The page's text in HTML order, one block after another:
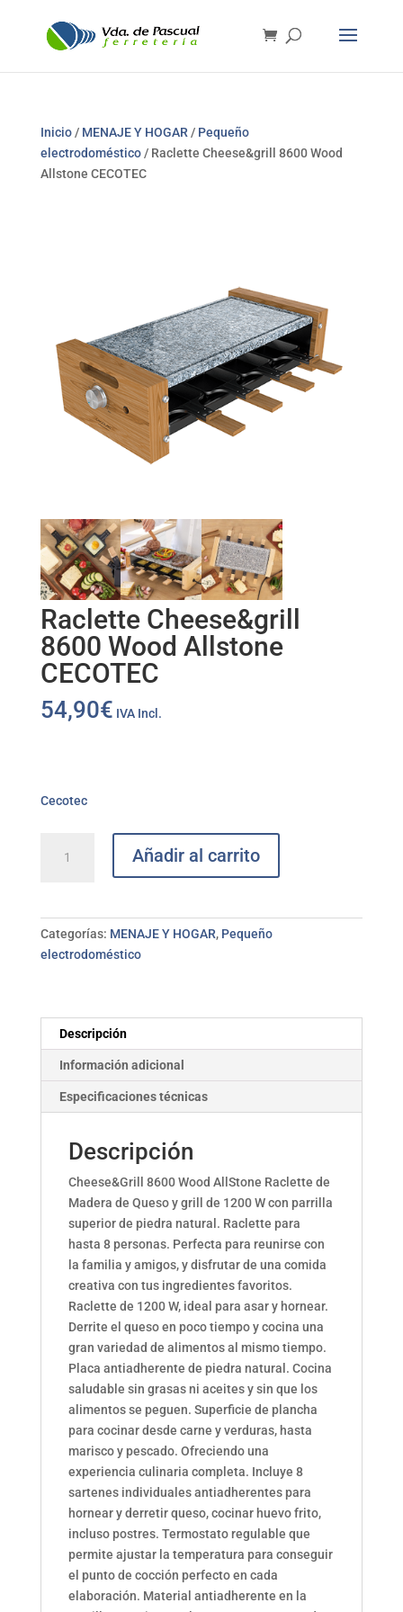
Inicio/ MENAJE Y HOGAR / Pequeño
electrodoméstico/ Raclette Cheese&grill 8600 Wood
Allstone CECOTEC
Raclette Cheese&grill
8600 Wood Allstone
CECOTEC
54,90€ IVA Incl.
Cecotec
Cheese&grill
CECOTEC
Añadir al carrito
Categorías: MENAJE Y HOGAR, Pequeño
electrodoméstico
Descripción
Información adicional
Especificaciones técnicas
Descripción
Cheese&Grill 8600 Wood AllStone Raclette de
Madera de Queso y grill de 1200 W con parrilla
superior de piedra natural. Raclette para
hasta 8 personas. Perfecta para reunirse con
la familia y amigos, y disfrutar de una comida
creativa con tus ingredientes favoritos.
Raclette de 1200 W, ideal para asar y hornear.
Derrite el queso en poco tiempo y cocina una
gran variedad de alimentos al mismo tiempo.
Placa antiadherente de piedra natural. Cocina
saludable sin grasas ni aceites y sin que los
alimentos se peguen. Superficie de plancha
para cocinar desde carne y verduras, hasta
marisco y pescado. Ofreciendo una
experiencia culinaria completa. Incluye 8
sartenes individuales antiadherentes para
hornear y derretir queso, cocinar huevo frito,
incluso postres. Termostato regulable que
permite ajustar la temperatura para conseguir
el punto de cocción perfecto en cada
elaboración. Material antiadherente en la